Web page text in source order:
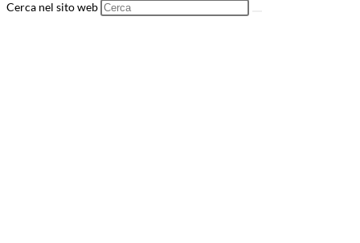
Cerca nel sito web